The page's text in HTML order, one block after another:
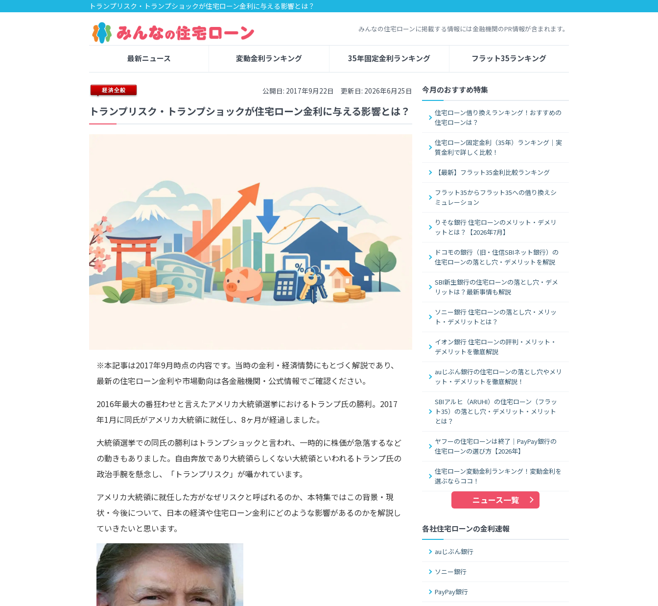
トランプリスク・トランプショックが住宅ローン金利に与える影響とは？
みんなの住宅ローンに掲載する情報には金融機関のPR情報が含まれます。
最新ニュース 変動金利ランキング 35年固定金利ランキング フラット35ランキング
公開日: 2017年9月22日 更新日: 2026年6月25日
トランプリスク・トランプショックが住宅ローン金利に与える影響とは？
※本記事は2017年9月時点の内容です。当時の金利・経済情勢にもとづく解説であり、
最新の住宅ローン金利や市場動向は各金融機関・公式情報でご確認ください。
2016年最大の番狂わせと言えたアメリカ大統領選挙におけるトランプ氏の勝利。2017
年1月に同氏がアメリカ大統領に就任し、8ヶ月が経過しました。
大統領選挙での同氏の勝利はトランプショックと言われ、一時的に株価が急落するなど
の動きもありました。自由奔放であり大統領らしくない大統領といわれるトランプ氏の
政治手腕を懸念し、「トランプリスク」が囁かれています。
アメリカ大統領に就任した方がなぜリスクと呼ばれるのか、本特集ではこの背景・現
状・今後について、日本の経済や住宅ローン金利にどのような影響があるのかを解説し
ていきたいと思います。
今月のおすすめ特集
住宅ローン借り換えランキング！おすすめの
住宅ローンは？
住宅ローン固定金利（35年）ランキング｜実
質金利で詳しく比較！
【最新】フラット35金利比較ランキング
フラット35からフラット35への借り換えシ
ミュレーション
りそな銀行 住宅ローンのメリット・デメリ
ットとは？【2026年7月】
ドコモの銀行（旧・住信SBIネット銀行）の
住宅ローンの落とし穴・デメリットを解説
SBI新生銀行の住宅ローンの落とし穴・デメ
リットは？最新事情も解説
ソニー銀行 住宅ローンの落とし穴・メリッ
ト・デメリットとは？
イオン銀行 住宅ローンの評判・メリット・
デメリットを徹底解説
auじぶん銀行の住宅ローンの落とし穴やメリ
ット・デメリットを徹底解説！
SBIアルヒ（ARUHI）の住宅ローン（フラッ
ト35）の落とし穴・デメリット・メリット
とは？
ヤフーの住宅ローンは終了｜PayPay銀行の
住宅ローンの選び方【2026年】
住宅ローン変動金利ランキング！変動金利を
選ぶならココ！
ニュース一覧
各社住宅ローンの金利速報
auじぶん銀行
ソニー銀行
PayPay銀行